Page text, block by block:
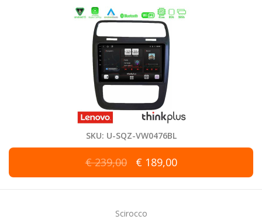
SKU: U-SQZ-VW0476BL
€ 239,00 € 189,00
Scirocco